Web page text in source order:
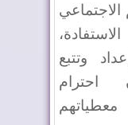
وتتبع
احترام